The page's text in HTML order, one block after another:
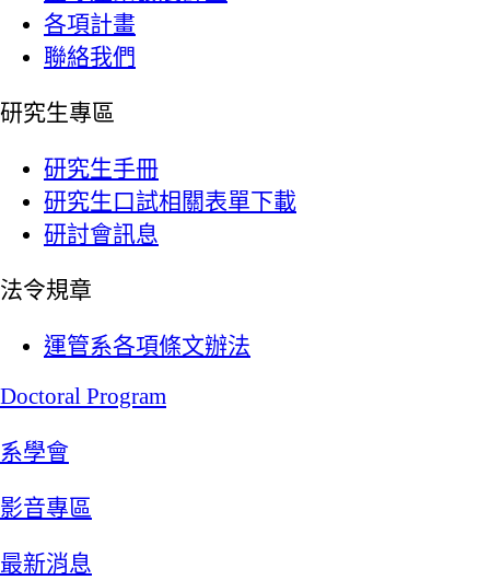
各項計畫
聯絡我們
研究生專區
研究生手冊
研究生口試相關表單下載
研討會訊息
法令規章
運管系各項條文辦法
Doctoral Program
系學會
影音專區
最新消息